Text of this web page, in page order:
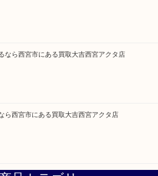
るなら西宮市にある買取大吉西宮アクタ店